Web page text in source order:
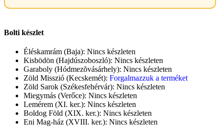
Bolti készlet
Éléskamrám (Baja): Nincs készleten
Kisbödön (Hajdúszoboszló): Nincs készleten
Garaboly (Hódmezõvásárhely): Nincs készleten
Zöld Misszió (Kecskemét): Forgalmazzuk a terméket
Zöld Sarok (Székesfehérvár): Nincs készleten
Miegymás (Verőce): Nincs készleten
Lemérem (XI. ker.): Nincs készleten
Boldog Föld (XIX. ker.): Nincs készleten
Eni Mag-ház (XVIII. ker.): Nincs készleten